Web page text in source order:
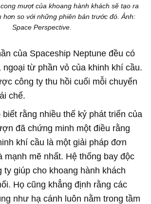
mượt của khoang hành khách sẽ tạo ra
hơn so với những phiên bản trước đó. Ảnh:
Space Perspective.
của Spaceship Neptune đều có
ngoại từ phần vỏ của khinh khí cầu.
công ty thu hồi cuối mỗi chuyến
chế.
biết rằng nhiều thế kỷ phát triển của
đã chứng minh một điều rằng
khí cầu là một giải pháp đơn
mạnh mẽ nhất. Hệ thống bay độc
ty giúp cho khoang hành khách
Họ cũng khẳng định rằng các
như hạ cánh luôn nằm trong tầm